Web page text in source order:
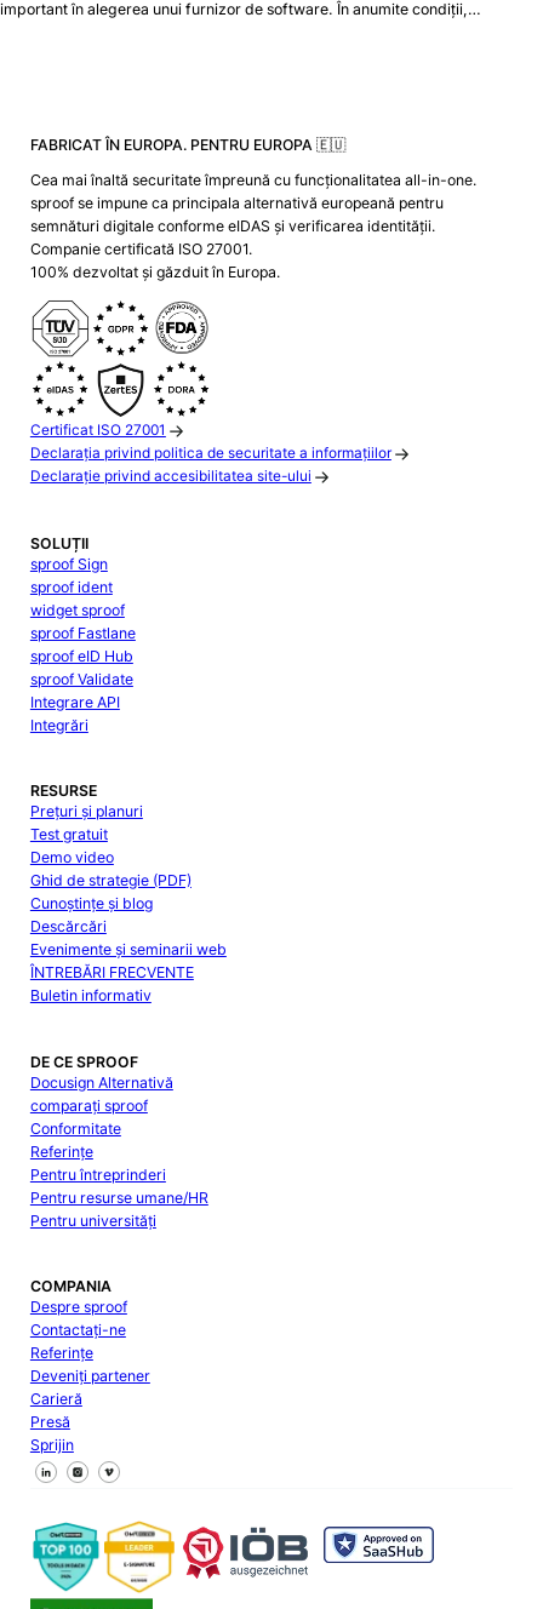
important în alegerea unui furnizor de software. În anumite condiții,…
FABRICAT ÎN EUROPA. PENTRU EUROPA 🇪🇺
Cea mai înaltă securitate împreună cu funcționalitatea all-in-one.
sproof se impune ca principala alternativă europeană pentru
semnături digitale conforme eIDAS și verificarea identității.
Companie certificată ISO 27001.
100% dezvoltat și găzduit în Europa.
Certificat ISO 27001
Declarația privind politica de securitate a informațiilor
Declarație privind accesibilitatea site-ului
SOLUȚII
sproof Sign
sproof ident
widget sproof
sproof Fastlane
sproof eID Hub
sproof Validate
Integrare API
Integrări
RESURSE
Prețuri și planuri
Test gratuit
Demo video
Ghid de strategie (PDF)
Cunoștințe și blog
Descărcări
Evenimente și seminarii web
ÎNTREBĂRI FRECVENTE
Buletin informativ
DE CE SPROOF
Docusign Alternativă
comparați sproof
Conformitate
Referințe
Pentru întreprinderi
Pentru resurse umane/HR
Pentru universități
COMPANIA
Despre sproof
Contactați-ne
Referințe
Deveniți partener
Carieră
Presă
Sprijin
Urmăriți-ne pe Facebook
Urmăriți-ne pe X
Urmăriți-ne pe LinkedIn